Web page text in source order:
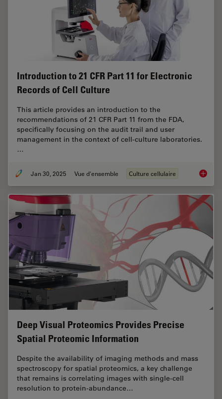
Introduction to 21 CFR Part 11 for Electronic
Records of Cell Culture
This article provides an introduction to the
recommendations of 21 CFR Part 11 from the FDA,
specifically focusing on the audit trail and user
management in the context of cell-culture laboratories.
…
Jan 30, 2025 Vue d'ensemble Culture cellulaire
Deep Visual Proteomics Provides Precise
Spatial Proteomic Information
Despite the availability of imaging methods and mass
spectroscopy for spatial proteomics, a key challenge
that remains is correlating images with single-cell
resolution to protein-abundance…